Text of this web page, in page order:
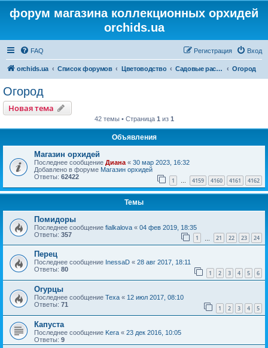
форум магазина коллекционных орхидей
orchids.ua
FAQ Вход
Регистрация
orchids.ua Список форумов Цветоводство Садовые растения Огород
Огород
Новая тема
42 темы • Страница 1 из 1
Объявления
Магазин орхидей
Последнее сообщение Диана « 30 мар 2023, 16:32
Добавлено в форуме Магазин орхидей
Ответы: 62422 1 … 4159 4160 4161 4162
Темы
Помидоры
Последнее сообщение fialkalova « 04 фев 2019, 18:35
Ответы: 357 1 21 22 23 24
Перец
Последнее сообщение InessaD « 28 авг 2017, 18:11
Ответы: 80 1 2 3 4 5 6
Огурцы
Последнее сообщение Texa « 12 июл 2017, 08:10
Ответы: 71 1 2 3 4 5
Капуста
Последнее сообщение Kera « 23 дек 2016, 10:05
Ответы: 9